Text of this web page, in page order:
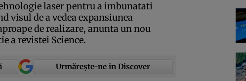
laser pentru a imbunatati
visul de a vedea expansiunea
de realizare, anunta un nou
a revistei Science.
Urmărește-ne in Discover